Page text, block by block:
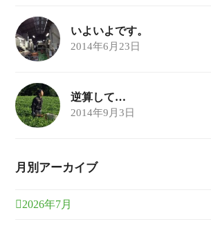
いよいよです。
2014年6月23日
逆算して…
2014年9月3日
月別アーカイブ
2026年7月